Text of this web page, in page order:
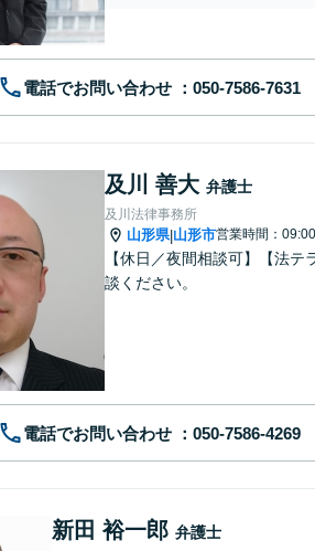
電話でお問い合わせ
及川 善大 弁護士
及川法律事務所
山形県|山形市営業時間：
【休日／夜間相談可】【法
談ください。
電話でお問い合わせ
新田 裕一郎 弁護士